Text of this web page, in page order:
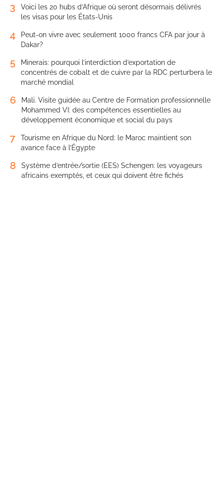
3
Voici les 20 hubs d’Afrique où seront désormais délivrés
les visas pour les États-Unis
4
Peut-on vivre avec seulement 1000 francs CFA par jour à
Dakar?
5
Minerais: pourquoi l’interdiction d’exportation de
concentrés de cobalt et de cuivre par la RDC perturbera le
marché mondial
6
Mali. Visite guidée au Centre de Formation professionnelle
Mohammed VI: des compétences essentielles au
développement économique et social du pays
7
Tourisme en Afrique du Nord: le Maroc maintient son
avance face à l’Égypte
8
Système d’entrée/sortie (EES) Schengen: les voyageurs
africains exemptés, et ceux qui doivent être fichés